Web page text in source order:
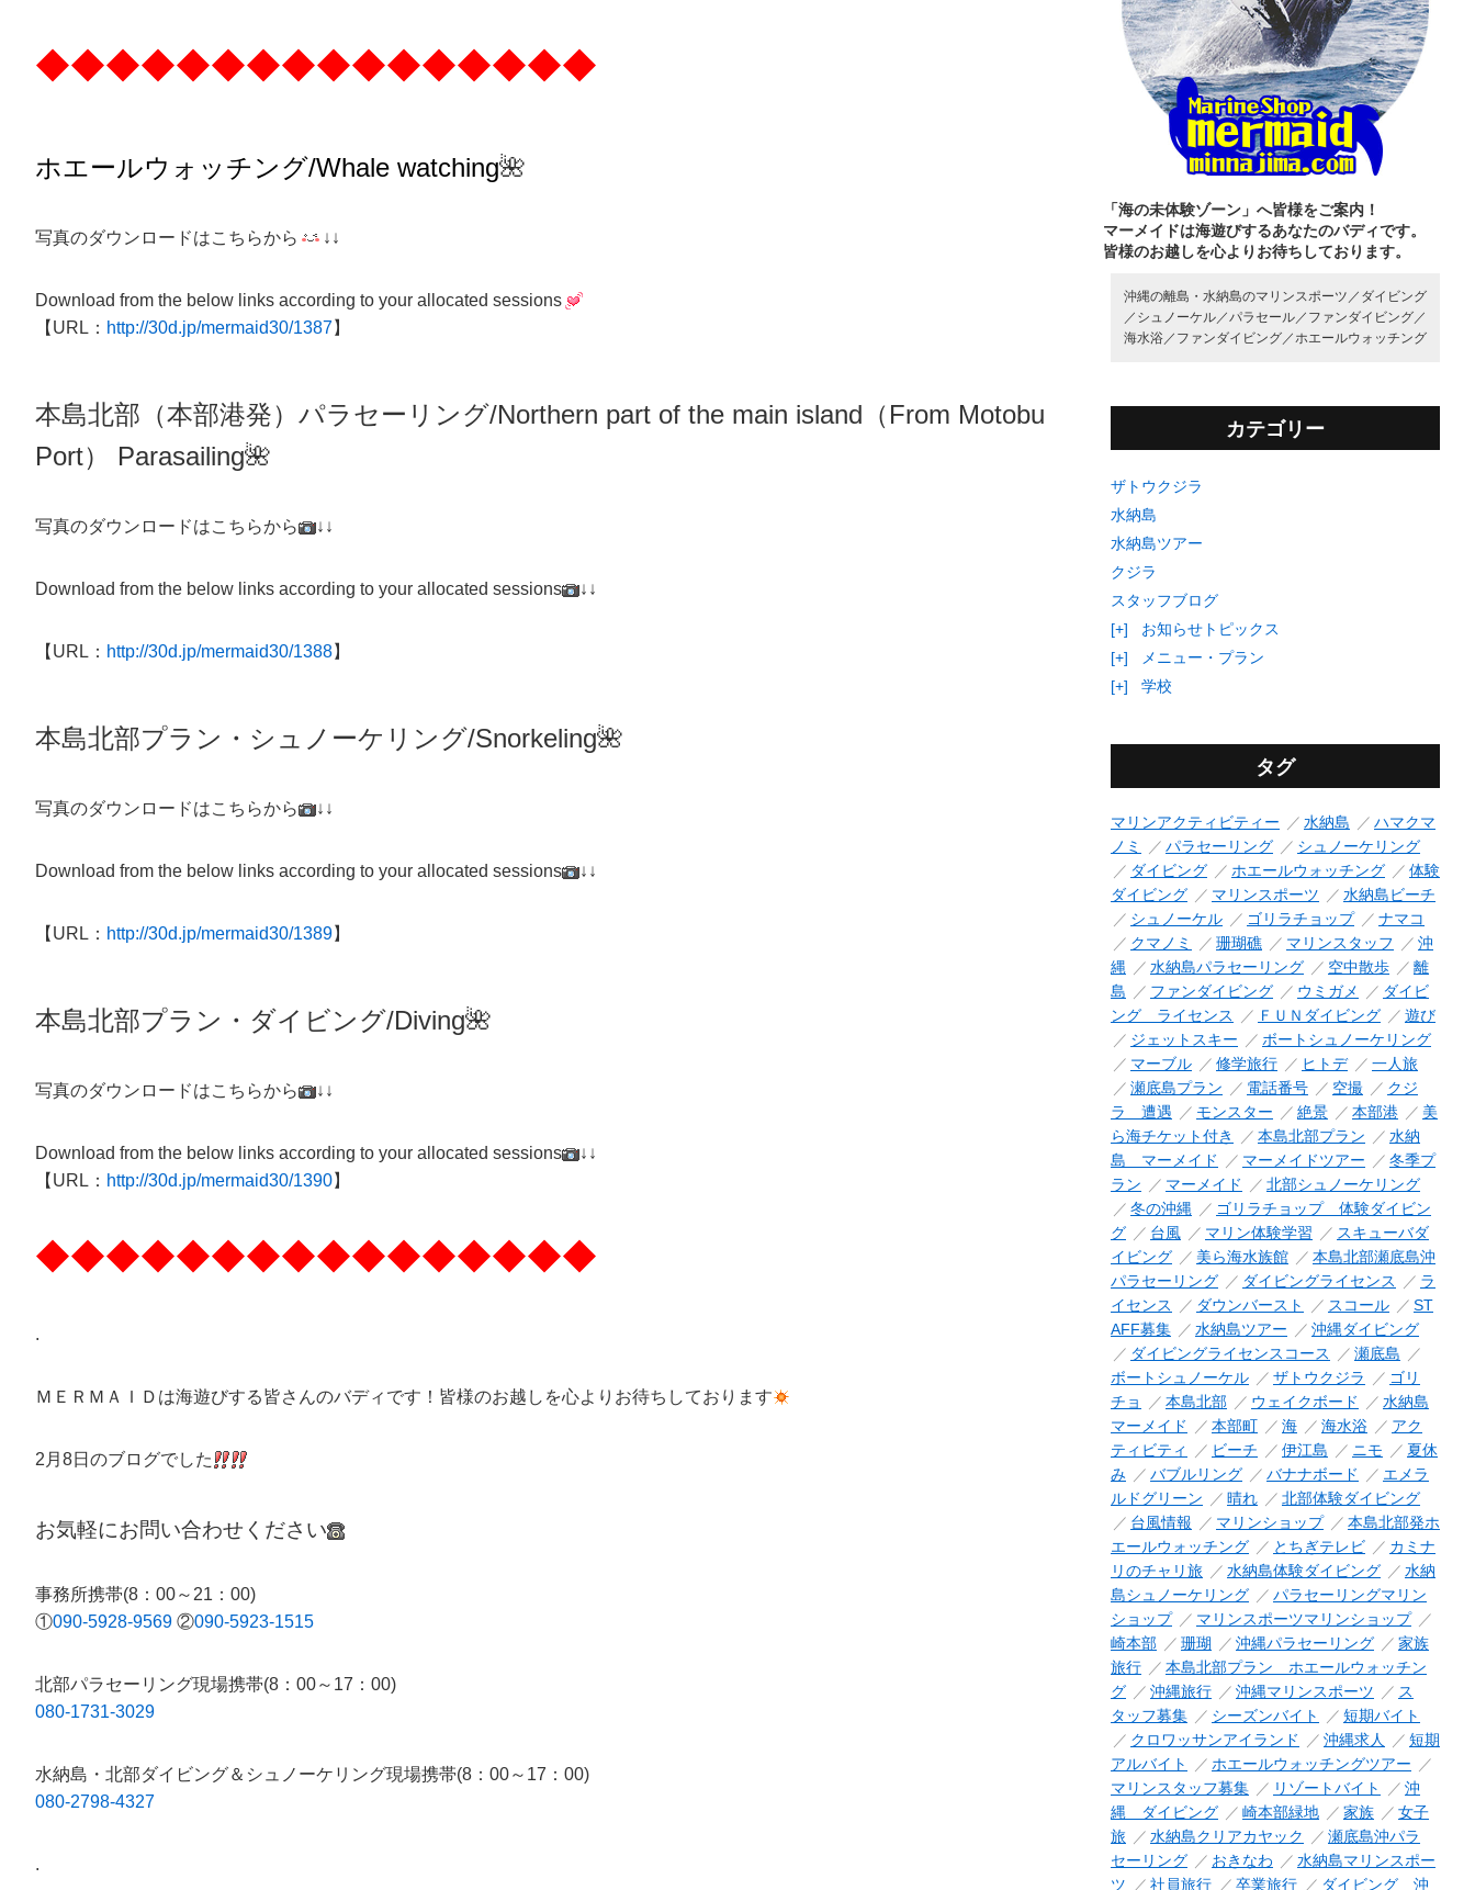
◆◆◆◆◆◆◆◆◆◆◆◆◆◆◆◆
ホエールウォッチング/Whale watching🌺
写真のダウンロードはこちらから ↓↓
Download from the below links according to your allocated sessions
【URL： http://30d.jp/mermaid30/1387】
本島北部（本部港発）パラセーリング/Northern part of the main island（From Motobu
Port）
Parasailing🌺
写真のダウンロードはこちらから ↓↓
Download from the below links according to your allocated sessions ↓↓
【URL： http://30d.jp/mermaid30/1388】
本島北部プラン・ シュノーケリング/Snorkeling🌺
写真のダウンロードはこちらから ↓↓
Download from the below links according to your allocated sessions ↓↓
【URL： http://30d.jp/mermaid30/1389】
本島北部プラン・ダイビング/Diving🌺
写真のダウンロードはこちらから ↓↓
Download from the below links according to your allocated sessions
↓↓
【URL： http://30d.jp/mermaid30/1390】
◆◆◆◆◆◆◆◆◆◆◆◆◆◆◆◆
.
ＭＥＲＭＡＩＤは海遊びする皆さんのバディです！皆様のお越しを心よりお待ちしております
2月8日のブログでした
お気軽にお問い合わせください
事務所携帯(8：00～21：00)
①090-5928-9569 ②090-5923-1515
北部パラセーリング現場携帯(8：00～17：00)
080-1731-3029
水納島・北部ダイビング＆シュノーケリング現場携帯(8：00～17：00)
080-2798-4327
.
「海の未体験ゾーン」へ皆様をご案内！
マーメイドは海遊びするあなたのバディです。
皆様のお越しを心よりお待ちしております。
沖縄の離島・水納島のマリンスポーツ／ ダイビング
／ シュノーケル／ パラセール／ ファンダイビング／
海水浴／ ファンダイビング／ ホエールウォッチング
カテゴリー
ザトウクジラ
水納島
水納島ツアー
クジラ
スタッフブログ
[+]
お知らせトピックス
[+]
メニュー・プラン
[+]
学校
タグ
マリンアクティビティー 水納島
ハマクマ
ノミ
パラセーリング
シュノーケリング
ダイビング
ホエールウォッチング
体験
ダイビング
マリンスポーツ
水納島ビーチ
シュノーケル
ゴリラチョップ
ナマコ
クマノミ
珊瑚礁 マリンスタッフ
沖
縄
水納島パラセーリング 空中散歩
離
島
ファンダイビング ウミガメ
ダイビ
ング ライセンス
ＦＵＮダイビング
遊び
ジェットスキー
ボートシュノーケリング
マーブル
修学旅行 ヒトデ
一人旅
瀬底島プラン
電話番号 空撮
クジ
ラ 遭遇
モンスター 絶景 本部港
美
ら海チケット付き
本島北部プラン
水納
島 マーメイド
マーメイドツアー
冬季プ
ラン
マーメイド
北部シュノーケリング
冬の沖縄
ゴリラチョップ 体験ダイビン
グ
台風 マリン体験学習
スキューバダ
イビング
美ら海水族館
本島北部瀬底島沖
パラセーリング
ダイビングライセンス
ラ
イセンス
ダウンバースト スコール
ST
AFF募集
水納島ツアー
沖縄ダイビング
ダイビングライセンスコース
瀬底島
ボートシュノーケル
ザトウクジラ
ゴリ
チョ
本島北部 ウェイクボード
水納島
マーメイド
本部町 海 海水浴
アク
ティビティ
ビーチ 伊江島 ニモ
夏休
み
バブルリング バナナボード
エメラ
ルドグリーン
晴れ
北部体験ダイビング
台風情報
マリンショップ
本島北部発ホ
エールウォッチング
とちぎテレビ
カミナ
リのチャリ旅
水納島体験ダイビング
水納
島シュノーケリング
パラセーリングマリン
ショップ
マリンスポーツマリンショップ
崎本部
珊瑚 沖縄パラセーリング
家族
旅行
本島北部プラン ホエールウォッチン
グ
沖縄旅行 沖縄マリンスポーツ
ス
タッフ募集
シーズンバイト
短期バイト
クロワッサンアイランド
沖縄求人
短期
アルバイト
ホエールウォッチングツアー
マリンスタッフ募集
リゾートバイト
沖
縄 ダイビング
崎本部緑地 家族
女子
旅
水納島クリアカヤック
瀬底島沖パラ
セーリング
おきなわ
水納島マリンスポー
ツ
社員旅行 卒業旅行 ダイビング 沖